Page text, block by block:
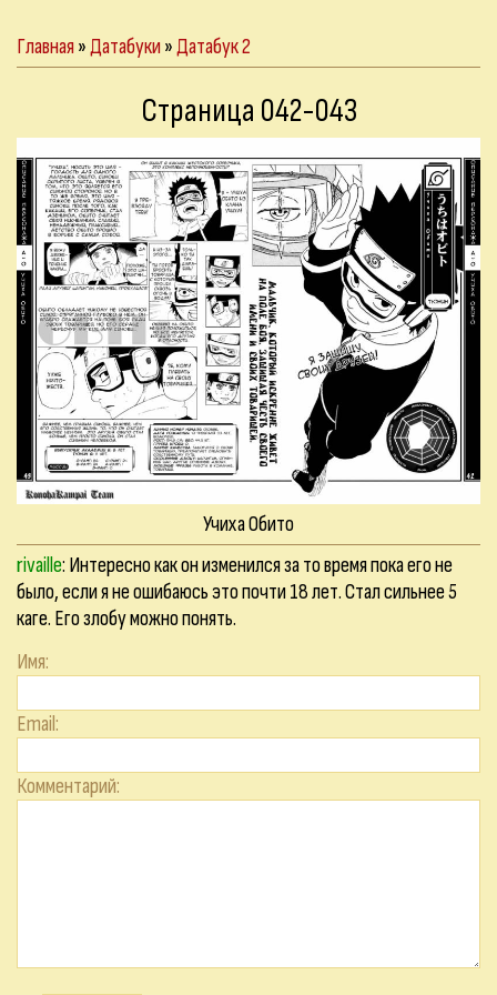
Главная»Датабуки»Датабук 2
Страница 042-043
Учиха Обито
rivaille: Интересно как он изменился за то время пока его не
было, если я не ошибаюсь это почти 18 лет. Стал сильнее 5
каге. Его злобу можно понять.
Имя:
Email:
Комментарий: